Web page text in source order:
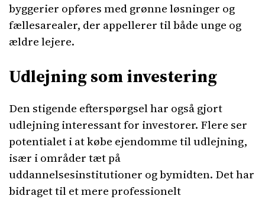
byggerier opføres med grønne løsninger og
fællesarealer, der appellerer til både unge og
ældre lejere.
Udlejning som investering
Den stigende efterspørgsel har også gjort
udlejning interessant for investorer. Flere ser
potentialet i at købe ejendomme til udlejning,
især i områder tæt på
uddannelsesinstitutioner og bymidten. Det har
bidraget til et mere professionelt